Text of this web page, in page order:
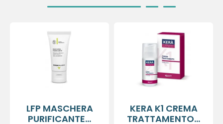
LFP MASCHERA
PURIFICANTE...
KERA K1 CREMA
TRATTAMENTO...